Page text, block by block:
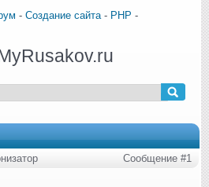
- Создание сайта- PHP -
Сообщение #1